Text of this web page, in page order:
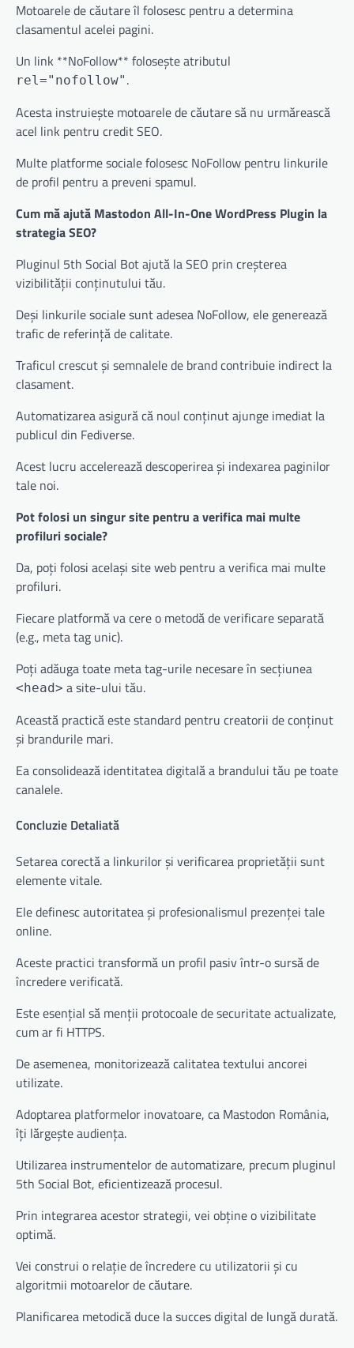
Motoarele de căutare îl folosesc pentru a determina
clasamentul acelei pagini.
Un link **NoFollow** folosește atributul
rel="nofollow" .
Acesta instruiește motoarele de căutare să nu urmărească
acel link pentru credit SEO.
Multe platforme sociale folosesc NoFollow pentru linkurile
de profil pentru a preveni spamul.
Cum mă ajută Mastodon All-In-One WordPress Plugin la
strategia SEO?
Pluginul 5th Social Bot ajută la SEO prin creșterea
vizibilității conținutului tău.
Deși linkurile sociale sunt adesea NoFollow, ele generează
trafic de referință de calitate.
Traficul crescut și semnalele de brand contribuie indirect la
clasament.
Automatizarea asigură că noul conținut ajunge imediat la
publicul din Fediverse.
Acest lucru accelerează descoperirea și indexarea paginilor
tale noi.
Pot folosi un singur site pentru a verifica mai multe
profiluri sociale?
Da, poți folosi același site web pentru a verifica mai multe
profiluri.
Fiecare platformă va cere o metodă de verificare separată
(e.g., meta tag unic).
Poți adăuga toate meta tag-urile necesare în secțiunea
<head> a site-ului tău.
Această practică este standard pentru creatorii de conținut
și brandurile mari.
Ea consolidează identitatea digitală a brandului tău pe toate
canalele.
Concluzie Detaliată
Setarea corectă a linkurilor și verificarea proprietății sunt
elemente vitale.
Ele definesc autoritatea și profesionalismul prezenței tale
online.
Aceste practici transformă un profil pasiv într-o sursă de
încredere verificată.
Este esențial să menții protocoale de securitate actualizate,
cum ar fi HTTPS.
De asemenea, monitorizează calitatea textului ancorei
utilizate.
Adoptarea platformelor inovatoare, ca Mastodon România,
îți lărgește audiența.
Utilizarea instrumentelor de automatizare, precum pluginul
5th Social Bot, eficientizează procesul.
Prin integrarea acestor strategii, vei obține o vizibilitate
optimă.
Vei construi o relație de încredere cu utilizatorii și cu
algoritmii motoarelor de căutare.
Planificarea metodică duce la succes digital de lungă durată.